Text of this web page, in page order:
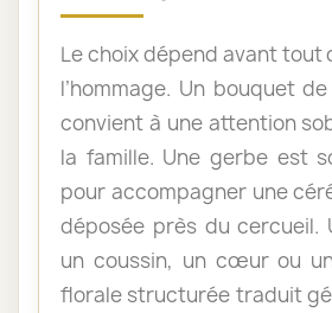
Le choix dépend avant tout
l’hommage. Un bouquet
convient à une attention
la famille. Une gerbe est
pour accompagner une
déposée près du cercueil.
un coussin, un cœur ou
florale structurée traduit